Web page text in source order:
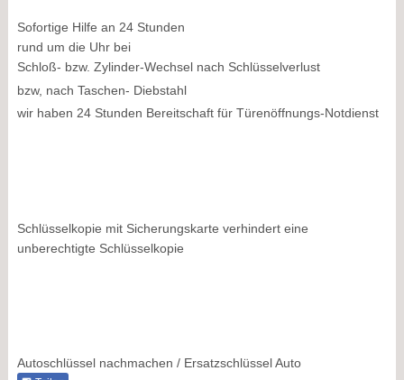
Sofortige Hilfe an 24 Stunden
rund um die Uhr bei
Schloß- bzw. Zylinder-Wechsel nach Schlüsselverlust
bzw, nach Taschen- Diebstahl
wir haben 24 Stunden Bereitschaft für Türenöffnungs-Notdienst
Schlüsselkopie mit Sicherungskarte verhindert eine
unberechtigte Schlüsselkopie
Autoschlüssel nachmachen / Ersatzschlüssel Auto